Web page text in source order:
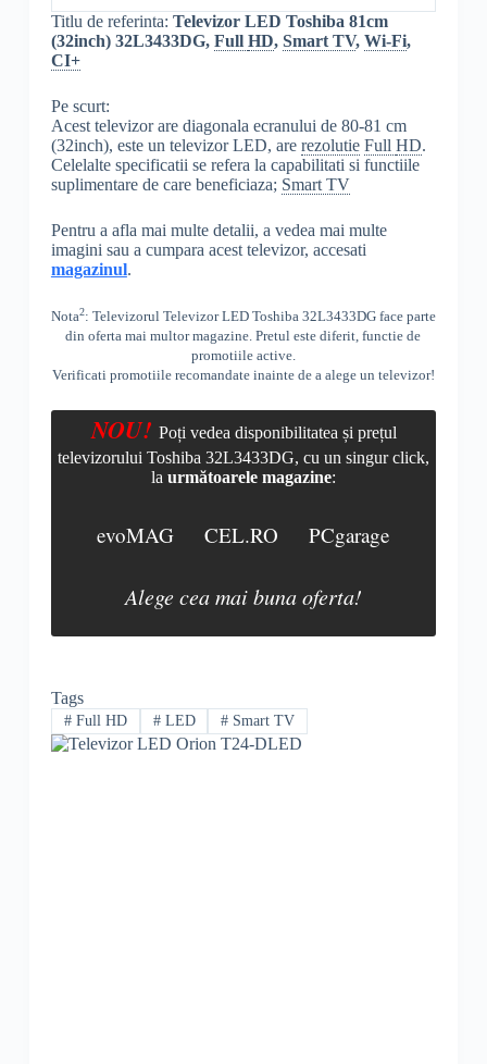
Titlu de referinta: Televizor LED Toshiba 81cm
(32inch) 32L3433DG, Full HD, Smart TV, Wi-Fi,
CI+
Pe scurt:
Acest televizor are diagonala ecranului de 80-81 cm
(32inch), este un televizor LED, are rezolutie Full HD.
Celelalte specificatii se refera la capabilitati si functiile
suplimentare de care beneficiaza; Smart TV
Pentru a afla mai multe detalii, a vedea mai multe
imagini sau a cumpara acest televizor, accesati
magazinul.
Nota2: Televizorul Televizor LED Toshiba 32L3433DG face parte
din oferta mai multor magazine. Pretul este diferit, functie de
promotiile active.
Verificati promotiile recomandate inainte de a alege un televizor!
NOU! Poți vedea disponibilitatea și prețul
televizorului Toshiba 32L3433DG, cu un singur click,
la următoarele magazine:
evoMAG CEL.RO PCgarage
Alege cea mai buna oferta!
Tags
#Full HD #LED # Smart TV